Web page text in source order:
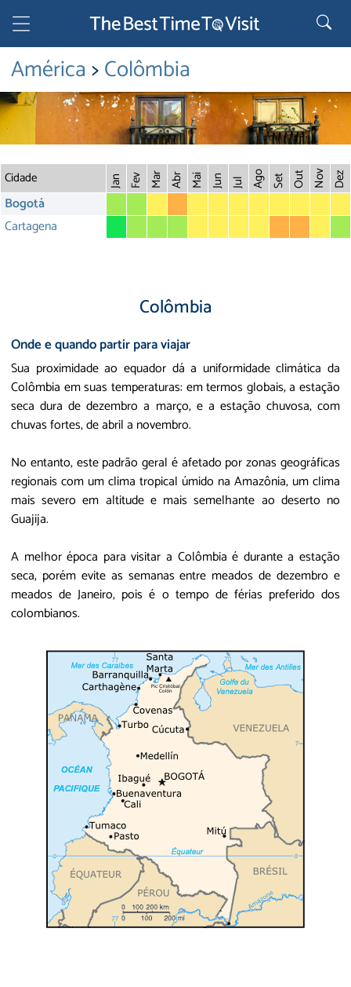
América>Colômbia
Cidade Jan Fev Mar Abr Mai Jun Jul Ago Set Out Nov Dez
Bogotá
Cartagena
Colômbia
Onde e quando partir para viajar
Sua proximidade ao equador dá a uniformidade climática da
Colômbia em suas temperaturas: em termos globais, a estação
seca dura de dezembro a março, e a estação chuvosa, com
chuvas fortes, de abril a novembro.
No entanto, este padrão geral é afetado por zonas geográficas
regionais com um clima tropical úmido na Amazônia, um clima
mais severo em altitude e mais semelhante ao deserto no
Guajija.
A melhor época para visitar a Colômbia é durante a estação
seca, porém evite as semanas entre meados de dezembro e
meados de Janeiro, pois é o tempo de férias preferido dos
colombianos.